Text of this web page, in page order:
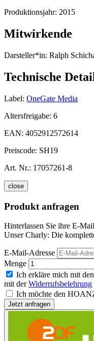
Produktionsjahr: 2015
Mitwirkende
Darsteller*in: Ralph
Technische
Label: OneGate Media
Altersfreigabe: 6
EAN: 4052912572614
Preiscode: SH19
Art. Nr.: 17057261-8
close
Produkt anfragen
Hinterlassen Sie ihre E-
Unser Charly: Die
E-Mail-Adresse
Menge
Ich erkläre mich mit den
mit derWiderrufsbelehrung
Ich möchte den